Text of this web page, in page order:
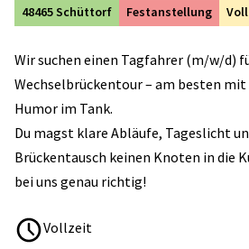
48465 Schüttorf Festanstellung
Wir suchen einen Tagfahrer (m/w/d)
Wechselbrückentour – am besten mit
Humor im Tank.
Du magst klare Abläufe, Tageslicht
Brückentausch keinen Knoten in die
bei uns genau richtig!
Vollzeit